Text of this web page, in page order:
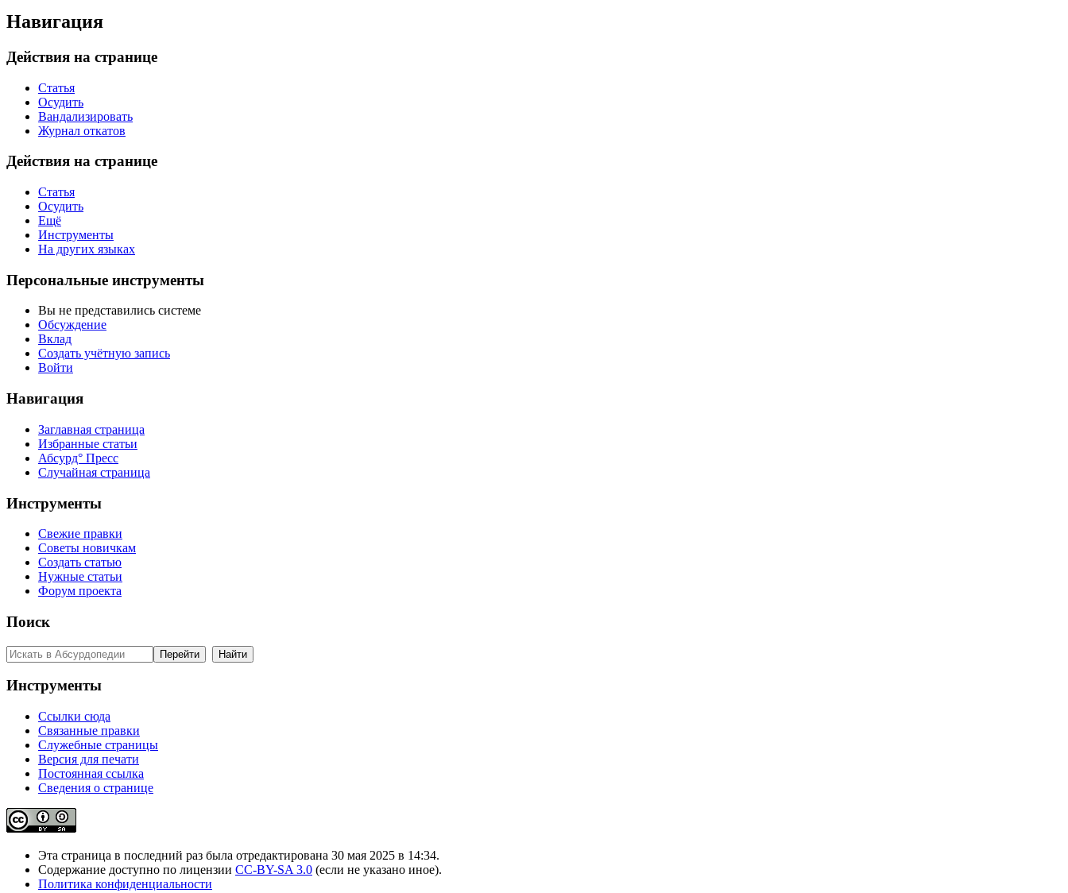
Навигация
Действия на странице
Статья
Осудить
Вандализировать
Журнал откатов
Действия на странице
Статья
Осудить
Ещё
Инструменты
На других языках
Персональные инструменты
Вы не представились системе
Обсуждение
Вклад
Создать учётную запись
Войти
Навигация
Заглавная страница
Избранные статьи
Абсурд° Пресс
Случайная страница
Инструменты
Свежие правки
Советы новичкам
Создать статью
Нужные статьи
Форум проекта
Поиск
Инструменты
Ссылки сюда
Связанные правки
Служебные страницы
Версия для печати
Постоянная ссылка
Сведения о странице
Эта страница в последний раз была отредактирована 30 мая 2025 в 14:34.
Содержание доступно по лицензии CC-BY-SA 3.0 (если не указано иное).
Политика конфиденциальности